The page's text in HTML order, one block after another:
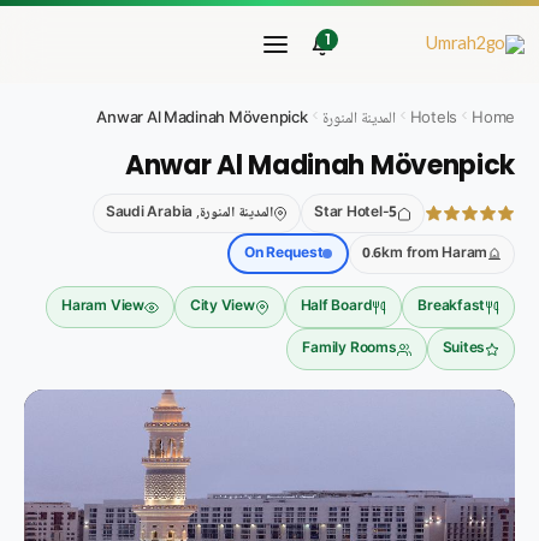
تخطي
إلى
1
Home
Hotels المدينة المنورة Anwar Al Madinah Mövenpick
Anwar Al Madinah Mövenpick
5-Star Hotel
المدينة المنورة, Saudi Arabia
0.6km from Haram
On Request
Breakfast
Half Board
City View
Haram View
Suites
Family Rooms